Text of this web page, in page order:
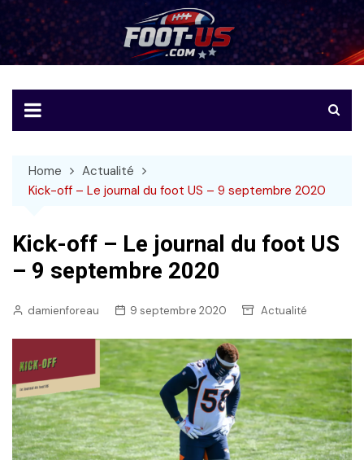
to
content
Foot-US
Le football américain en français
Home
Actualité
Kick-off – Le journal du foot US – 9 septembre 2020
Kick-off – Le journal du foot US
– 9 septembre 2020
damienforeau 9 septembre 2020 Actualité